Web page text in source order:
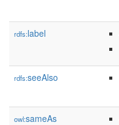
rdfs:label
rdfs:seeAlso
owl:sameAs